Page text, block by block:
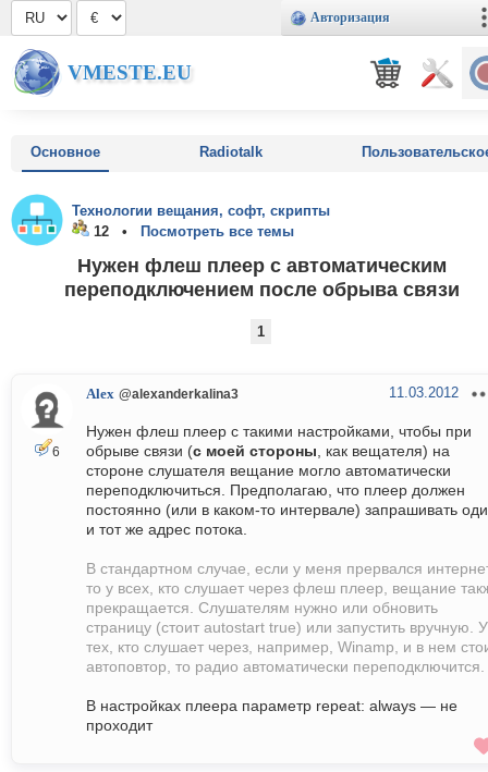
Авторизация
VMESTE.EU
Основное Radiotalk
Технологии вещания, софт, скрипты
12 •
Посмотреть все темы
Нужен флеш плеер с автоматическим
переподключением после обрыва связи
1
6
Alex @alexanderkalina3 11.03.2012
Нужен флеш плеер с такими настройками, чтобы при
обрыве связи (с моей стороны , как вещателя) на
стороне слушателя вещание могло автоматически
переподключиться. Предполагаю, что плеер должен
постоянно (или в каком-то интервале) запрашивать
и тот же адрес потока.
В стандартном случае, если у меня прервался
то у всех, кто слушает через флеш плеер, вещание
прекращается. Слушателям нужно или обновить
страницу (стоит autostart true) или запустить вручную. У
тех, кто слушает через, например, Winamp, и в нем
автоповтор, то радио автоматически переподключится.
В настройках плеера параметр repeat: always — не
проходит